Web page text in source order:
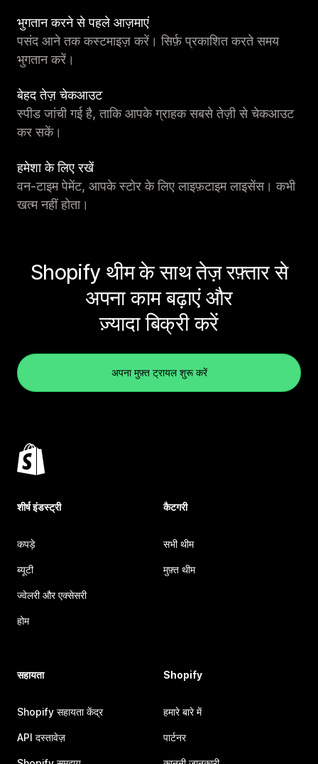
भुगतान करने से पहले आज़माएं
पसंद आने तक कस्टमाइज़ करें। सिर्फ़ प्रकाशित करते समय
भुगतान करें।
बेहद तेज़ चेकआउट
स्पीड जांची गई है, ताकि आपके ग्राहक सबसे तेज़ी से चेकआउट
कर सकें।
हमेशा के लिए रखें
वन-टाइम पेमेंट, आपके स्टोर के लिए लाइफ़टाइम लाइसेंस। कभी
खत्म नहीं होता।
Shopify थीम के साथ तेज़ रफ़्तार से
अपना काम बढ़ाएं और
ज़्यादा बिक्री करें
अपना मुफ़्त ट्रायल शुरू करें
शीर्ष इंडस्ट्री
कपड़े
ब्यूटी
ज्वेलरी और एक्सेसरी
होम
कैटगरी
सभी थीम
मुफ़्त थीम
सहायता
Shopify सहायता केंद्र
API दस्तावेज़
Shopify
हमारे बारे में
पार्टनर